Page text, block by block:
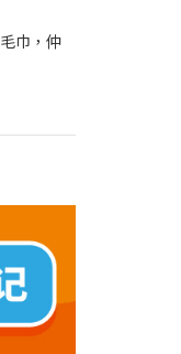
巾，仲